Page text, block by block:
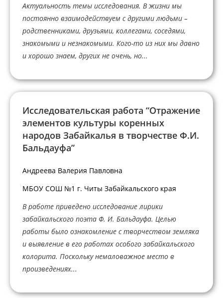
Актуальность темы исследования. В жизни мы
постоянно взаимодействуем с другими людьми –
родственниками, друзьями, коллегами, соседями,
знакомыми и незнакомыми. Кого-то из них мы давно
и хорошо знаем, других не очень, но...
Исследовательская работа “Отражение
элементов культуры коренных
народов Забайкалья в творчестве Ф.И.
Бальдауфа”
Андреева Валерия Павловна
МБОУ СОШ №1 г. Читы Забайкальского края
В работе приведено исследование лирики
забайкальского поэта Ф. И. Бальдауфа. Целью
работы было ознакомление с творчеством земляка
и выявление в его работах особого забайкальского
колорита. Поскольку немаловажное место в
произведениях...